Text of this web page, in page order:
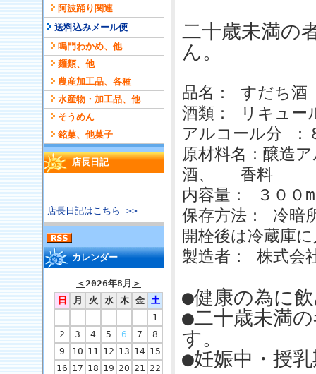
阿波踊り関連
送料込みメール便
鳴門わかめ、他
麺類、他
農産加工品、各種
水産物・加工品、他
そうめん
銘菓、他菓子
店長日記
店長日記はこちら >>
カレンダー
＜2026年8月 ＞
日
月 火 水 木 金
土
1
2
3 4 5 6 7
8
9
10 11 12 13 14 15
16 17 18 19 20 21 22
二十歳未満の
ん。
品名： すだち
酒類： リキュー
アルコール分 ：
原材料名：醸造
酒、 香料
内容量： ３００
保存方法： 冷暗
開栓後は冷蔵庫
製造者： 株式会
●健康の為に
●二十歳未満
す。
●妊娠中・授